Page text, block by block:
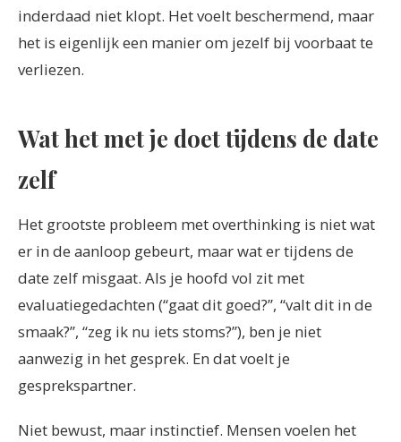
inderdaad niet klopt. Het voelt beschermend, maar
het is eigenlijk een manier om jezelf bij voorbaat te
verliezen.
Wat het met je doet tijdens de date
zelf
Het grootste probleem met overthinking is niet wat
er in de aanloop gebeurt, maar wat er tijdens de
date zelf misgaat. Als je hoofd vol zit met
evaluatiegedachten (“gaat dit goed?”, “valt dit in de
smaak?”, “zeg ik nu iets stoms?”), ben je niet
aanwezig in het gesprek. En dat voelt je
gesprekspartner.
Niet bewust, maar instinctief. Mensen voelen het